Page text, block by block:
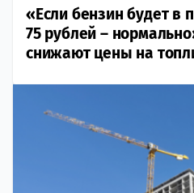
«Если бензин будет в
75 рублей –
снижают цены на